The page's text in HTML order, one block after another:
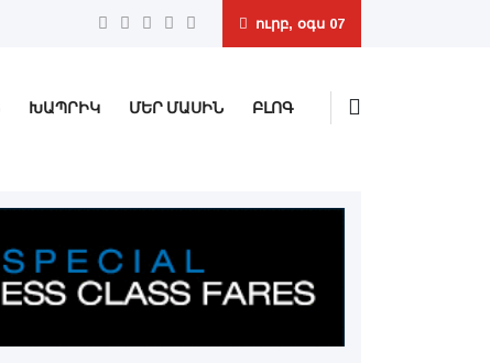
ուրբ, օգս 07
ԽԱՊՐԻԿ ՄԵՐ ՄԱՍԻՆ
ԲԼՈԳ